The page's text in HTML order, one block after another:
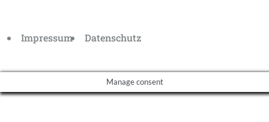
Impressum Datenschutz
Manage consent